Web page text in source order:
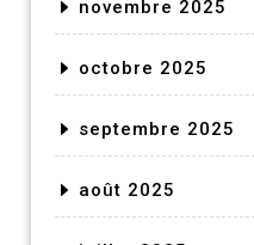
novembre 2025
octobre 2025
septembre 2025
août 2025